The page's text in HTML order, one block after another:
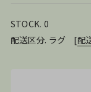
STOCK. 0
配送区分. ラグ [配